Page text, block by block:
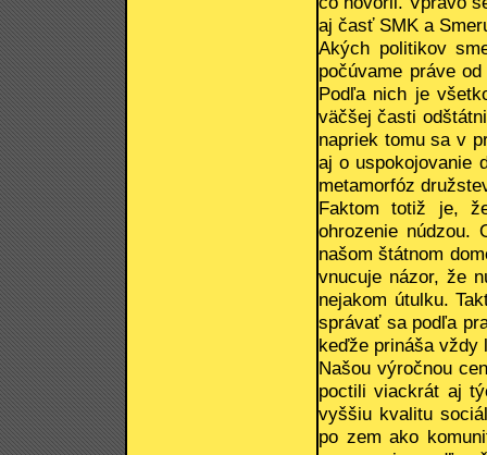
aj časť SMK a
Akých politikov
počúvame práve
Podľa nich je
väčšej časti
napriek tomu sa v
aj o uspokojovanie
metamorfóz
Faktom totiž je,
ohrozenie núdzou.
našom štátnom
vnucuje názor, že
nejakom útulku.
správať sa podľa
keďže prináša vždy
Našou výročnou
poctili viackrát aj
vyššiu kvalitu
po zem ako